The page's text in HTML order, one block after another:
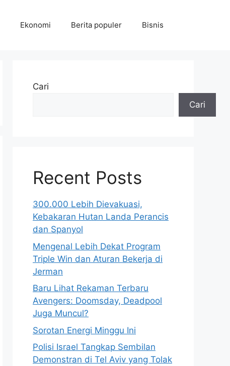
Ekonomi Berita populer Bisnis
Cari
Cari
Recent Posts
300.000 Lebih Dievakuasi,
Kebakaran Hutan Landa Perancis
dan Spanyol
Mengenal Lebih Dekat Program
Triple Win dan Aturan Bekerja di
Jerman
Baru Lihat Rekaman Terbaru
Avengers: Doomsday, Deadpool
Juga Muncul?
Sorotan Energi Minggu Ini
Polisi Israel Tangkap Sembilan
Demonstran di Tel Aviv yang Tolak